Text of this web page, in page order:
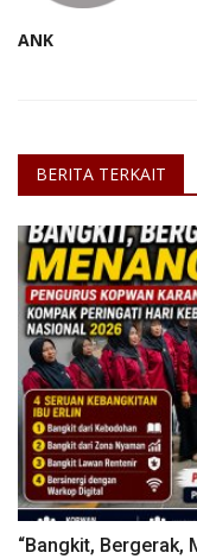
ANK
BERITA TERKAIT
“Bangkit, Bergerak,